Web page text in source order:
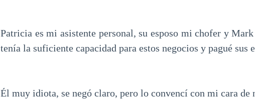
Patricia es mi asistente personal, su esposo mi chofer y
tenía la suficiente capacidad para estos negocios y pagué sus
Él muy idiota, se negó claro, pero lo convencí con mi cara de